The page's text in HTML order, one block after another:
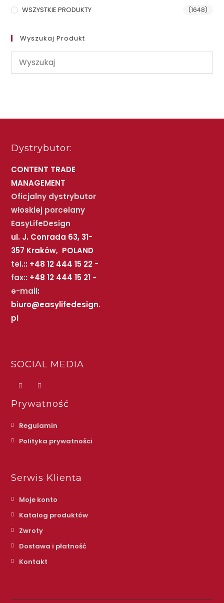
WSZYSTKIE PRODUKTY (1648)
Wyszukaj Produkt
Dystrybutor:
CONTENT TRADE
MANAGEMENT
Oficjalny dystrybutor
włoskiej porcelany
EasyLifeDesign
ul. J. Conrada 63, 31-
357 Kraków, POLAND
tel.:: +48 12 444 15 22 -
fax:: +48 12 444 15 21 -
e-mail:
biuro@easylifedesign.
pl
SOCIAL MEDIA
Prywatność
Regulamin
Polityka prywatności
Serwis Klienta
Moje konto
Katalog produktów
Zwroty
Dostawa i płatność
Kontakt